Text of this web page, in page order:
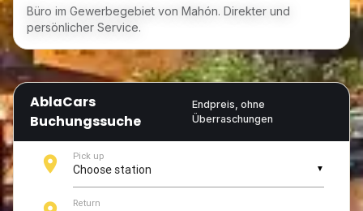
Büro im Gewerbegebiet von Mahón. Direkter und
persönlicher Service.
AblaCars
Buchungssuche
Endpreis, ohne
Überraschungen